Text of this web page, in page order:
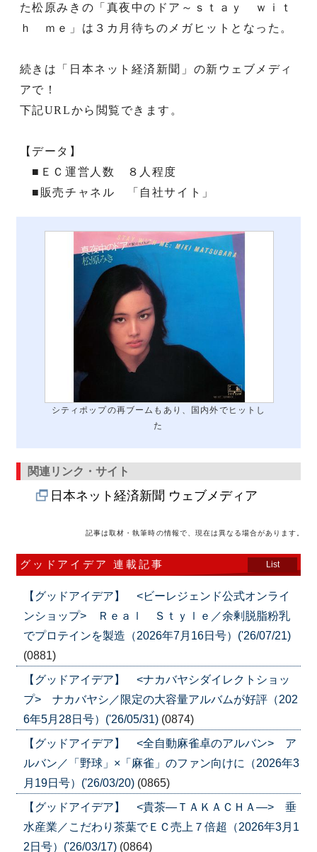
た松原みきの「真夜中のドア～ｓｔａｙ ｗｉｔ
ｈ ｍｅ」は３カ月待ちのメガヒットとなった。
続きは「日本ネット経済新聞」の新ウェブメディ
アで！
下記URLから閲覧できます。
【データ】
■ＥＣ運営人数 ８人程度
■販売チャネル 「自社サイト」
シティポップの再ブームもあり、国内外でヒットし
た
関連リンク・サイト
日本ネット経済新聞 ウェブメディア
記事は取材・執筆時の情報で、現在は異なる場合があります。
グッドアイデア 連載記事 List
【グッドアイデア】 <ビーレジェンド公式オンライ
ンショップ> Ｒｅａｌ Ｓｔｙｌｅ／余剰脱脂粉乳
でプロテインを製造（2026年7月16日号）('26/07/21)
(0881)
【グッドアイデア】 <ナカバヤシダイレクトショッ
プ> ナカバヤシ／限定の大容量アルバムが好評（202
6年5月28日号）('26/05/31) (0874)
【グッドアイデア】 <全自動麻雀卓のアルバン> ア
ルバン／「野球」×「麻雀」のファン向けに（2026年3
月19日号）('26/03/20) (0865)
【グッドアイデア】 <貴茶―ＴＡＫＡＣＨＡ―> 垂
水産業／こだわり茶葉でＥＣ売上７倍超（2026年3月1
2日号）('26/03/17) (0864)